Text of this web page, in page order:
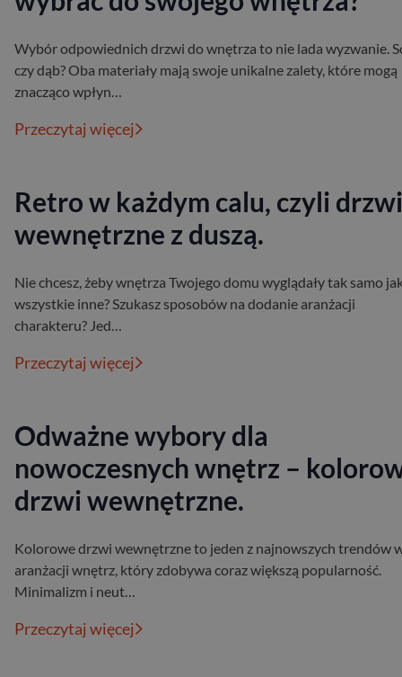
Wybór odpowiednich drzwi do wnętrza to nie lada wyzwanie.
czy dąb? Oba materiały mają swoje unikalne zalety, które mogą
znacząco wpłyn…
Przeczytaj więcej
Retro w każdym calu, czyli drzwi
wewnętrzne z duszą.
Nie chcesz, żeby wnętrza Twojego domu wyglądały tak samo
wszystkie inne? Szukasz sposobów na dodanie aranżacji
charakteru? Jed…
Przeczytaj więcej
Odważne wybory dla
nowoczesnych wnętrz –
drzwi wewnętrzne.
Kolorowe drzwi wewnętrzne to jeden z najnowszych trendów
aranżacji wnętrz, który zdobywa coraz większą popularność.
Minimalizm i neut…
Przeczytaj więcej